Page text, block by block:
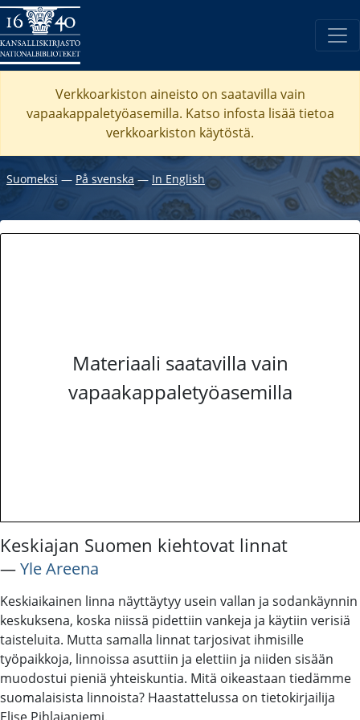
Verkkoarkiston aineisto on saatavilla vain
vapaakappaletyöasemilla. Katso infosta lisää tietoa
verkkoarkiston käytöstä.
Suomeksi ― På svenska― In English
Materiaali saatavilla vain
vapaakappaletyöasemilla
Keskiajan Suomen kiehtovat linnat
―Yle Areena
Keskiaikainen linna näyttäytyy usein vallan ja sodankäynnin
keskuksena, koska niissä pidettiin vankeja ja käytiin verisiä
taisteluita. Mutta samalla linnat tarjosivat ihmisille
työpaikkoja, linnoissa asuttiin ja elettiin ja niiden sisään
muodostui pieniä yhteiskuntia. Mitä oikeastaan tiedämme
suomalaisista linnoista? Haastattelussa on tietokirjailija